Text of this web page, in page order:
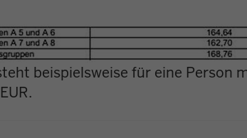
beispielsweise für eine Person